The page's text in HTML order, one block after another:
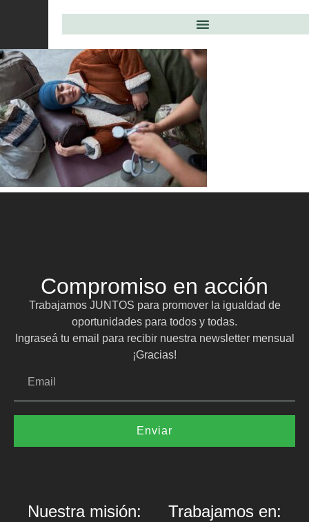
Compromiso en acción
Trabajamos JUNTOS para promover la igualdad de
oportunidades para todos y todas.
Ingraseá tu email para recibir nuestra newsletter mensual
¡Gracias!
Enviar
Nuestra misión: Trabajamos en: